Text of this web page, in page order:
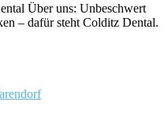
Über uns: Unbeschwert
– dafür steht Colditz Dental.